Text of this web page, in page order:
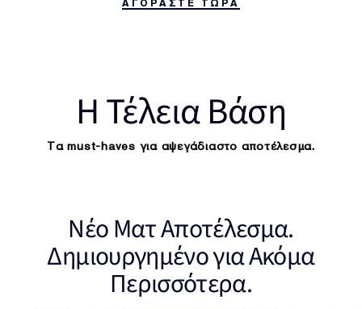
ΑΓΟΡΑΣΤΕ ΤΩΡΑ
H Τέλεια Βάση
Τα must-haves για αψεγάδιαστο αποτέλεσμα.
Νέο Ματ Αποτέλεσμα.
Δημιουργημένο για Ακόμα
Περισσότερα.